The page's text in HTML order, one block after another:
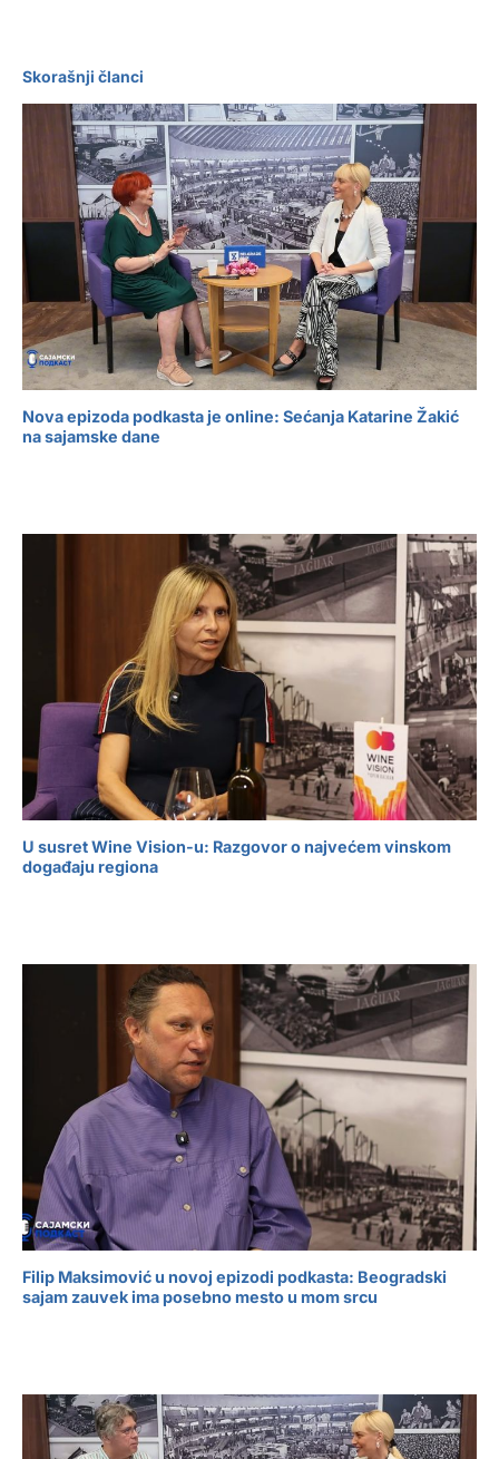
Skorašnji članci
Nova epizoda podkasta je online: Sećanja Katarine Žakić
na sajamske dane
U susret Wine Vision-u: Razgovor o najvećem vinskom
događaju regiona
Filip Maksimović u novoj epizodi podkasta: Beogradski
sajam zauvek ima posebno mesto u mom srcu